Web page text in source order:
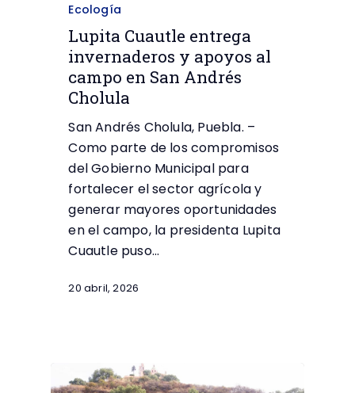
Ecología
Lupita Cuautle entrega
invernaderos y apoyos al
campo en San Andrés
Cholula
San Andrés Cholula, Puebla. –
Como parte de los compromisos
del Gobierno Municipal para
fortalecer el sector agrícola y
generar mayores oportunidades
en el campo, la presidenta Lupita
Cuautle puso…
20 abril, 2026